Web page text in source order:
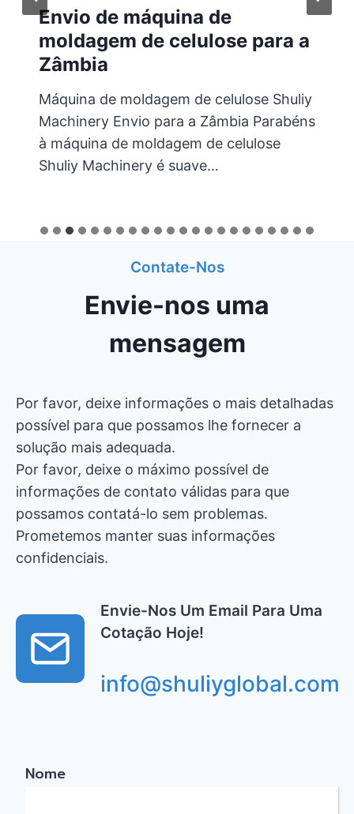
Envio de máquina de
moldagem de celulose para a
Zâmbia
Máquina de moldagem de celulose Shuliy
Machinery Envio para a Zâmbia Parabéns
à máquina de moldagem de celulose
Shuliy Machinery é suave…
Contate-Nos
Envie-nos uma
mensagem
Por favor, deixe informações o mais detalhadas
possível para que possamos lhe fornecer a
solução mais adequada.
Por favor, deixe o máximo possível de
informações de contato válidas para que
possamos contatá-lo sem problemas.
Prometemos manter suas informações
confidenciais.
Envie-Nos Um Email Para Uma
Cotação Hoje!
info@shuliyglobal.com
Nome